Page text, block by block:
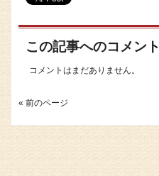
この記事へのコメント
コメントはまだありません。
« 前のページ